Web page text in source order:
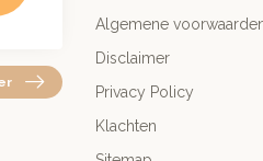
Algemene
Disclaimer
Privacy Policy
Klachten